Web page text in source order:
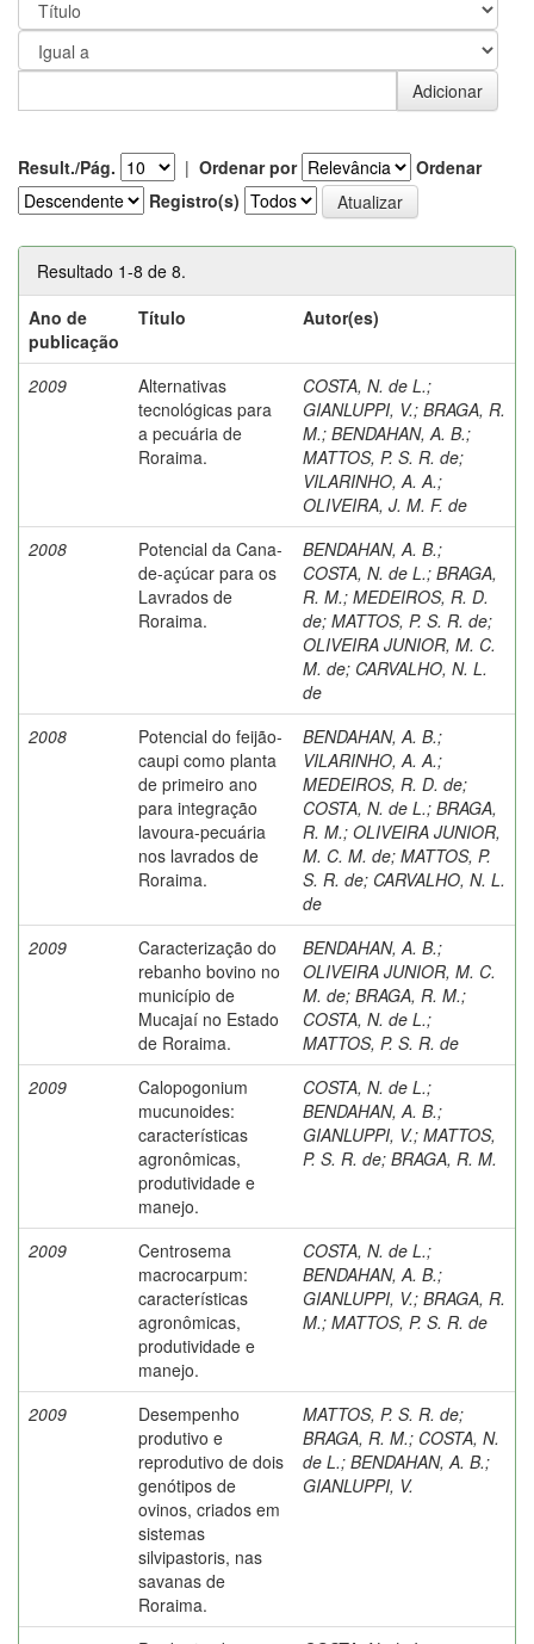
Result./Pág. | Ordenar por
Ordenar
Registro(s)
Resultado 1-8 de 8.
Ano de
publicação
Título Autor(es)
2009
Alternativas
tecnológicas para
a pecuária de
Roraima.
COSTA, N. de L.;
GIANLUPPI, V.; BRAGA, R.
M.; BENDAHAN, A. B.;
MATTOS, P. S. R. de;
VILARINHO, A. A.;
OLIVEIRA, J. M. F. de
2008
Potencial da Cana-
de-açúcar para os
Lavrados de
Roraima.
BENDAHAN, A. B.;
COSTA, N. de L.; BRAGA,
R. M.; MEDEIROS, R. D.
de; MATTOS, P. S. R. de;
OLIVEIRA JUNIOR, M. C.
M. de; CARVALHO, N. L.
de
2008
Potencial do feijão-
caupi como planta
de primeiro ano
para integração
lavoura-pecuária
nos lavrados de
Roraima.
BENDAHAN, A. B.;
VILARINHO, A. A.;
MEDEIROS, R. D. de;
COSTA, N. de L.; BRAGA,
R. M.; OLIVEIRA JUNIOR,
M. C. M. de; MATTOS, P.
S. R. de; CARVALHO, N. L.
de
2009
Caracterização do
rebanho bovino no
município de
Mucajaí no Estado
de Roraima.
BENDAHAN, A. B.;
OLIVEIRA JUNIOR, M. C.
M. de; BRAGA, R. M.;
COSTA, N. de L.;
MATTOS, P. S. R. de
2009
Calopogonium
mucunoides:
características
agronômicas,
produtividade e
manejo.
COSTA, N. de L.;
BENDAHAN, A. B.;
GIANLUPPI, V.; MATTOS,
P. S. R. de; BRAGA, R. M.
2009
Centrosema
macrocarpum:
características
agronômicas,
produtividade e
manejo.
COSTA, N. de L.;
BENDAHAN, A. B.;
GIANLUPPI, V.; BRAGA, R.
M.; MATTOS, P. S. R. de
2009
Desempenho
produtivo e
reprodutivo de dois
genótipos de
ovinos, criados em
sistemas
silvipastoris, nas
savanas de
Roraima.
MATTOS, P. S. R. de;
BRAGA, R. M.; COSTA, N.
de L.; BENDAHAN, A. B.;
GIANLUPPI, V.